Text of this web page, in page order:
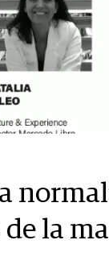
de la